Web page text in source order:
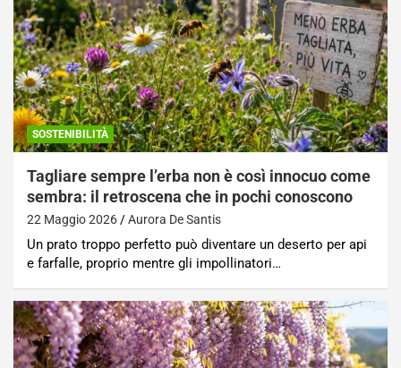
SOSTENIBILITÀ
Tagliare sempre l’erba non è così innocuo come
sembra: il retroscena che in pochi conoscono
22 Maggio 2026 Aurora De Santis
Un prato troppo perfetto può diventare un deserto per api
e farfalle, proprio mentre gli impollinatori…